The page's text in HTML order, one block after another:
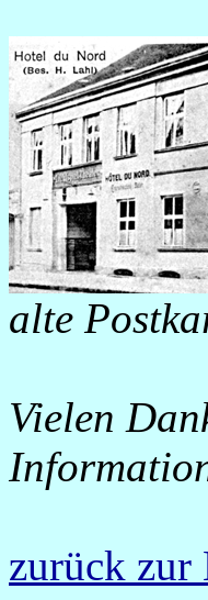
alte
Vielen
zurück zur